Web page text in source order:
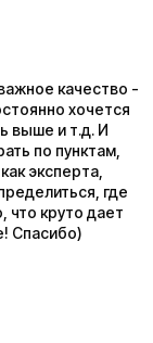
качество -
хочется
выше и т.д. И
по пунктам,
эксперта,
где
что круто дает
Спасибо)